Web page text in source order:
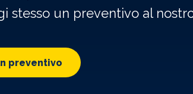
stesso un preventivo al
preventivo